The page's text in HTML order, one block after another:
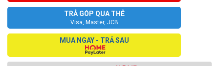
TRẢ GÓP QUA THẺ
Visa, Master, JCB
MUA NGAY - TRẢ SAU